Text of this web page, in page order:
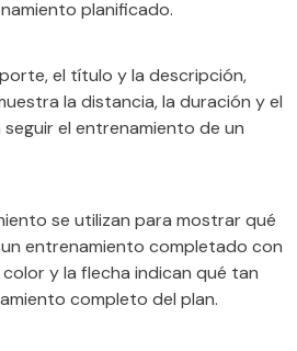
planificado.
el título y la descripción,
la distancia, la duración y el
el entrenamiento de un
se utilizan para mostrar qué
entrenamiento completado con
y la flecha indican qué tan
completo del plan.